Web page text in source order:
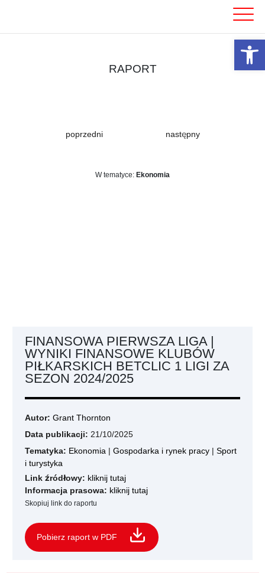
RAPORT
poprzedni następny
W tematyce: Ekonomia
FINANSOWA PIERWSZA LIGA |
WYNIKI FINANSOWE KLUBÓW
PIŁKARSKICH BETCLIC 1 LIGI ZA
SEZON 2024/2025
Autor: Grant Thornton
Data publikacji: 21/10/2025
Tematyka: Ekonomia | Gospodarka i rynek pracy | Sport
i turystyka
Link źródłowy: kliknij tutaj
Informacja prasowa: kliknij tutaj
Skopiuj link do raportu
Pobierz raport w PDF